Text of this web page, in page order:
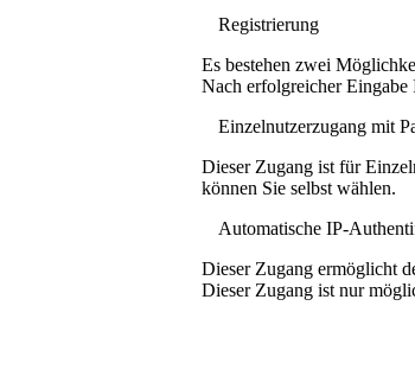
Registrierung
Es bestehen zwei
Nach erfolgreicher Eingabe
Einzelnutzerzugang mit
Dieser Zugang ist für
können Sie selbst wählen.
Automatische IP-
Dieser Zugang ermöglicht
Dieser Zugang ist nur